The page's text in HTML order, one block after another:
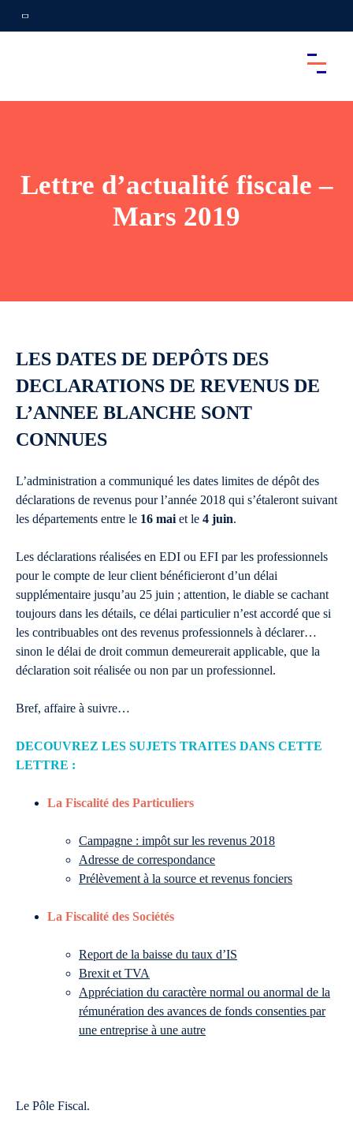
Lettre d’actualité fiscale –
Mars 2019
LES DATES DE DEPÔTS DES
DECLARATIONS DE REVENUS DE
L’ANNEE BLANCHE SONT
CONNUES
L’administration a communiqué les dates limites de dépôt des
déclarations de revenus pour l’année 2018 qui s’étaleront suivant
les départements entre le 16 mai et le 4 juin.
Les déclarations réalisées en EDI ou EFI par les professionnels
pour le compte de leur client bénéficieront d’un délai
supplémentaire jusqu’au 25 juin ; attention, le diable se cachant
toujours dans les détails, ce délai particulier n’est accordé que si
les contribuables ont des revenus professionnels à déclarer…
sinon le délai de droit commun demeurerait applicable, que la
déclaration soit réalisée ou non par un professionnel.
Bref, affaire à suivre…
DECOUVREZ LES SUJETS TRAITES DANS CETTE
LETTRE :
La Fiscalité des Particuliers
Campagne : impôt sur les revenus 2018
Adresse de correspondance
Prélèvement à la source et revenus fonciers
La Fiscalité des Sociétés
Report de la baisse du taux d’IS
Brexit et TVA
Appréciation du caractère normal ou anormal de la
rémunération des avances de fonds consenties par
une entreprise à une autre
Le Pôle Fiscal.